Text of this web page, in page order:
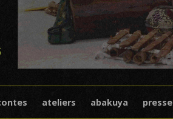
Skip to content
ateliers abakuya presse